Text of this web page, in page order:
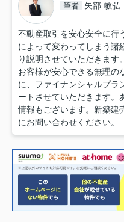
筆者 矢部 敏弘
不動産取引を安心安全に行
によって変わってしまう諸
り説明させていただきます
お客様が安心できる無理の
に、ファイナンシャルプラ
ートさせていただきます。
情報もございます。新築建
にお問い合わせください。